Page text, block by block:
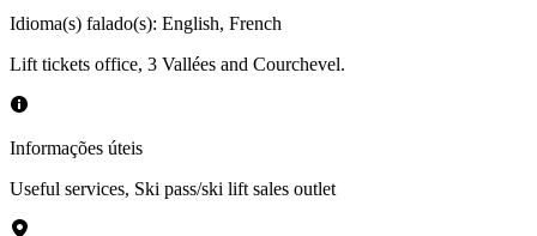
Idioma(s) falado(s): English, French
Lift tickets office, 3 Vallées and Courchevel.
Informações úteis
Useful services, Ski pass/ski lift sales outlet